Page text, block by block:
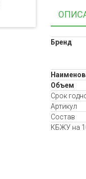
Бренд
Объем
Срок
Артикул
Состав
КБЖУ на